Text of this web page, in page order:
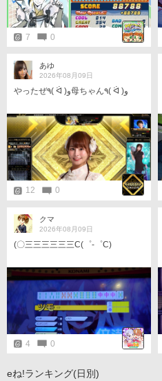
7 0
あゆ
2026年08月09日
やったぜ٩( ᐛ )و母ちゃん٩( ᐛ )و
12 0
クマ
2026年08月09日
(〇三三三三三三C(゜-゜C)
4 0
eね!ランキング(日別)